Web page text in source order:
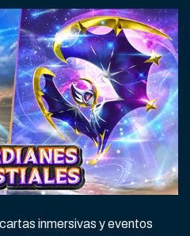
inmersivas y eventos